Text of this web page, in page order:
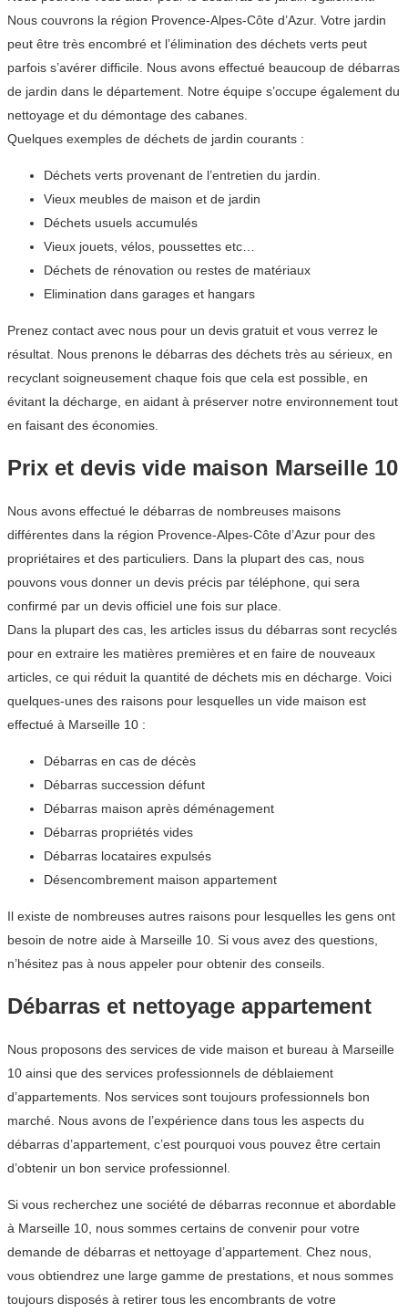
Nous couvrons la région Provence-Alpes-Côte d’Azur. Votre jardin
peut être très encombré et l’élimination des déchets verts peut
parfois s’avérer difficile. Nous avons effectué beaucoup de débarras
de jardin dans le département. Notre équipe s’occupe également du
nettoyage et du démontage des cabanes.
Quelques exemples de déchets de jardin courants :
Déchets verts provenant de l’entretien du jardin.
Vieux meubles de maison et de jardin
Déchets usuels accumulés
Vieux jouets, vélos, poussettes etc…
Déchets de rénovation ou restes de matériaux
Elimination dans garages et hangars
Prenez contact avec nous pour un devis gratuit et vous verrez le
résultat. Nous prenons le débarras des déchets très au sérieux, en
recyclant soigneusement chaque fois que cela est possible, en
évitant la décharge, en aidant à préserver notre environnement tout
en faisant des économies.
Prix et devis vide maison Marseille 10
Nous avons effectué le débarras de nombreuses maisons
différentes dans la région Provence-Alpes-Côte d’Azur pour des
propriétaires et des particuliers. Dans la plupart des cas, nous
pouvons vous donner un devis précis par téléphone, qui sera
confirmé par un devis officiel une fois sur place.
Dans la plupart des cas, les articles issus du débarras sont recyclés
pour en extraire les matières premières et en faire de nouveaux
articles, ce qui réduit la quantité de déchets mis en décharge. Voici
quelques-unes des raisons pour lesquelles un vide maison est
effectué à Marseille 10 :
Débarras en cas de décès
Débarras succession défunt
Débarras maison après déménagement
Débarras propriétés vides
Débarras locataires expulsés
Désencombrement maison appartement
Il existe de nombreuses autres raisons pour lesquelles les gens ont
besoin de notre aide à Marseille 10. Si vous avez des questions,
n’hésitez pas à nous appeler pour obtenir des conseils.
Débarras et nettoyage appartement
Nous proposons des services de vide maison et bureau à Marseille
10 ainsi que des services professionnels de déblaiement
d’appartements. Nos services sont toujours professionnels bon
marché. Nous avons de l’expérience dans tous les aspects du
débarras d’appartement, c’est pourquoi vous pouvez être certain
d’obtenir un bon service professionnel.
Si vous recherchez une société de débarras reconnue et abordable
à Marseille 10, nous sommes certains de convenir pour votre
demande de débarras et nettoyage d’appartement. Chez nous,
vous obtiendrez une large gamme de prestations, et nous sommes
toujours disposés à retirer tous les encombrants de votre